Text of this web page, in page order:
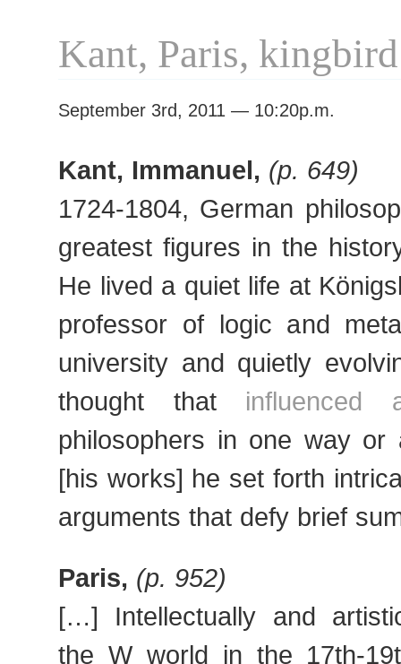
Kant, Paris,
September 3rd, 2011 — 10:20p.m.
Kant, Immanuel, (p. 649)
1724-1804, German
greatest figures in the
He lived a quiet life at
professor of logic and
university and quietly
thought that influenced
philosophers in one way
[his works] he set forth
arguments that defy brief
Paris, (p. 952)
[…] Intellectually and
the W world in the 17th-